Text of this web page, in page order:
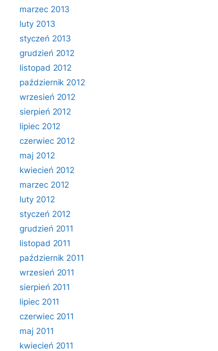
marzec 2013
luty 2013
styczeń 2013
grudzień 2012
listopad 2012
październik 2012
wrzesień 2012
sierpień 2012
lipiec 2012
czerwiec 2012
maj 2012
kwiecień 2012
marzec 2012
luty 2012
styczeń 2012
grudzień 2011
listopad 2011
październik 2011
wrzesień 2011
sierpień 2011
lipiec 2011
czerwiec 2011
maj 2011
kwiecień 2011